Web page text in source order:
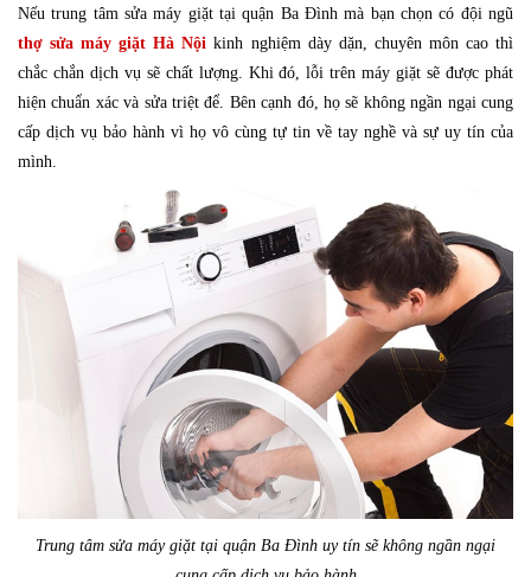
Nếu trung tâm sửa máy giặt tại quận Ba Đình mà bạn chọn có đội ngũ
thợ sửa máy giặt Hà Nội kinh nghiệm dày dặn, chuyên môn cao thì
chắc chắn dịch vụ sẽ chất lượng. Khi đó, lỗi trên máy giặt sẽ được phát
hiện chuẩn xác và sửa triệt để. Bên cạnh đó, họ sẽ không ngần ngại cung
cấp dịch vụ bảo hành vì họ vô cùng tự tin về tay nghề và sự uy tín của
mình.
Trung tâm sửa máy giặt tại quận Ba Đình uy tín sẽ không ngần ngại